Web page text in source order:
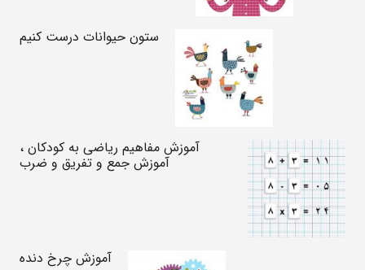
ستون حیوانات درست کنیم
آموزش مفاهیم ریاضی به کودکان ،
آموزش جمع و تفریق و ضرب
آموزش چرخ دنده